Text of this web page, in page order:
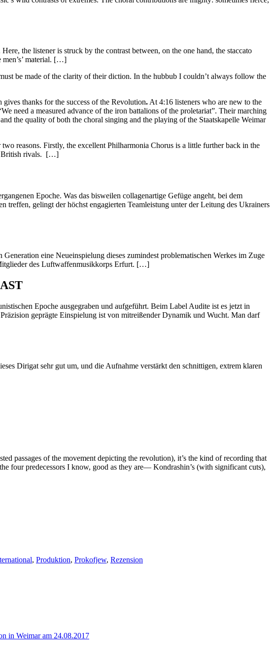
the listener is struck by the contrast between, on the one hand, the staccato
material. […]
be made of the clarity of their diction. In the hubbub I couldn’t always follow the
thanks for the success of the Revolution. At 4:16 listeners who are new to the
need a measured advance of the iron battalions of the proletariat”. Their marching
the quality of both the choral singing and the playing of the Staatskapelle Weimar
reasons. Firstly, the excellent Philharmonia Chorus is a little further back in the
British rivals. […]
Epoche. Was das bisweilen collagenartige Gefüge angeht, bei dem
treffen, gelingt der höchst engagierten Teamleistung unter der Leitung des Ukrainers
eine Neueinspielung dieses zumindest problematischen Werkes im Zuge
des Luftwaffenmusikkorps Erfurt. […]
Epoche ausgegraben und aufgeführt. Beim Label Audite ist es jetzt in
geprägte Einspielung ist von mitreißender Dynamik und Wucht. Man darf
Dirigat sehr gut um, und die Aufnahme verstärkt den schnittigen, extrem klaren
passages of the movement depicting the revolution), it’s the kind of recording that
four predecessors I know, good as they are— Kondrashin’s (with significant cuts),
, Produktion, Prokofjew, Rezension
in Weimar am 24.08.2017